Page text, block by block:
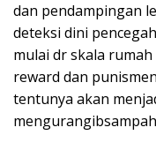
dan pendampingan
deteksi dini
mulai dr skala
reward dan
tentunya akan